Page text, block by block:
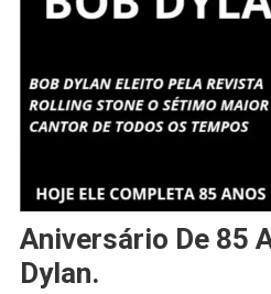
Aniversário De 85
Dylan.